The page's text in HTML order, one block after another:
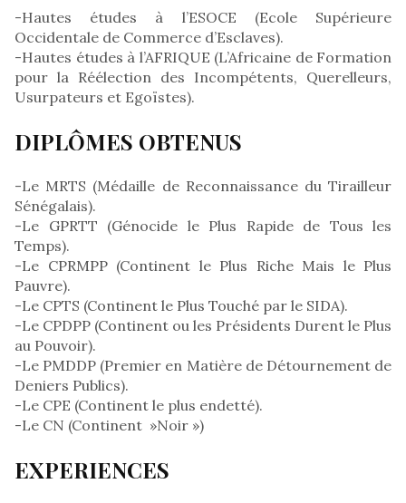
-Hautes études à l’ESOCE (Ecole Supérieure
Occidentale de Commerce d’Esclaves).
-Hautes études à l’AFRIQUE (L’Africaine de Formation
pour la Réélection des Incompétents, Querelleurs,
Usurpateurs et Egoïstes).
DIPLÔMES OBTENUS
-Le MRTS (Médaille de Reconnaissance du Tirailleur
Sénégalais).
-Le GPRTT (Génocide le Plus Rapide de Tous les
Temps).
-Le CPRMPP (Continent le Plus Riche Mais le Plus
Pauvre).
-Le CPTS (Continent le Plus Touché par le SIDA).
-Le CPDPP (Continent ou les Présidents Durent le Plus
au Pouvoir).
-Le PMDDP (Premier en Matière de Détournement de
Deniers Publics).
-Le CPE (Continent le plus endetté).
-Le CN (Continent »Noir »)
EXPERIENCES